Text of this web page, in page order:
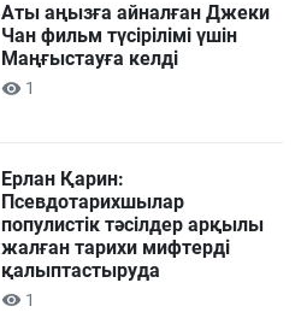
Аты аңызға айналған Джеки
Чан фильм түсірілімі үшін
Маңғыстауға келді
1
Ерлан Қарин:
Псевдотарихшылар
популистік тәсілдер арқылы
жалған тарихи мифтерді
қалыптастыруда
1